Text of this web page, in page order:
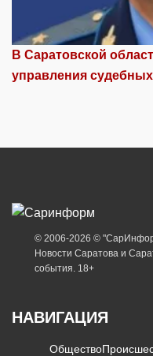
В Саратовской
управления
© 2006-2026 ©
Новости Саратова и
события. 18+
НАВИГАЦИЯ
Общество